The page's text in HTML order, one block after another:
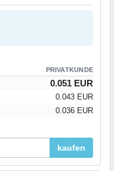
PRIVATKUNDE
0.051 EUR
0.043 EUR
0.036 EUR
kaufen